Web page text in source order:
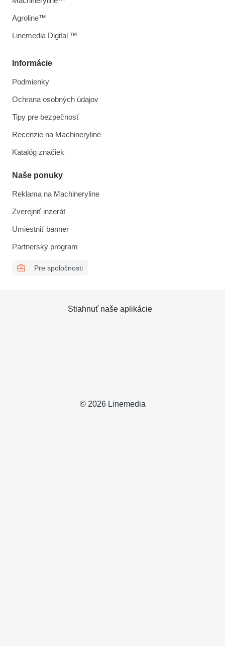
Informácie
Podmienky
Ochrana osobných údajov
Tipy pre bezpečnosť
Recenzie na Machineryline
Katalóg značiek
Naše ponuky
Reklama na Machineryline
Zverejniť inzerát
Umiestniť banner
Partnerský program
Pre spoločnosti
Agroline™
Linemedia Digital ™
© 2026 Linemedia
Stiahnuť naše aplikácie